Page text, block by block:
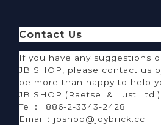
Contact Us
If you have any suggestions
JB SHOP, please contact us
be more than happy to help
JB SHOP (Raetsel & Lust Ltd.)
Tel：+886-2-3343-2428
Email：jbshop@joybrick.cc